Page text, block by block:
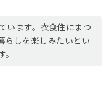
います。衣食住にまつ
らしを楽しみたいとい
。